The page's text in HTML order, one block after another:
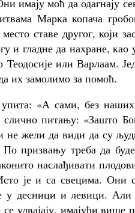
имају моћ да одагнају
Марка копача
ставе другог, који
и гладне да нахране,
Теодосије или Варлаам.
их замолимо за помоћ.
«А сами, без
слично питању: «Зашто
не жели да види да су
По призвању треба да
наслађивати
је и са свецима.
у десници и левици.
удвајају, имајући